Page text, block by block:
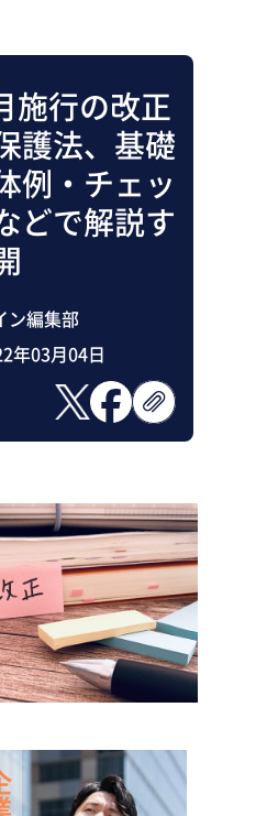
施行の改正
護法、基礎
例・チェッ
どで解説す
ン編集部
年03月04日